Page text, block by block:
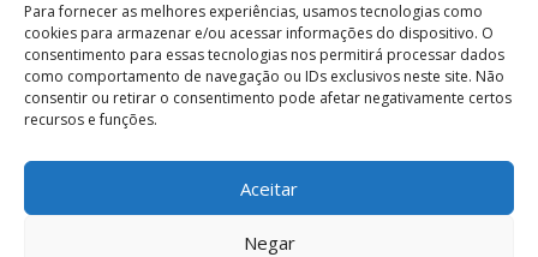
Para fornecer as melhores experiências, usamos tecnologias como
cookies para armazenar e/ou acessar informações do dispositivo. O
consentimento para essas tecnologias nos permitirá processar dados
como comportamento de navegação ou IDs exclusivos neste site. Não
consentir ou retirar o consentimento pode afetar negativamente certos
recursos e funções.
Aceitar
Negar
Portal EldoGomes.com.br | Entre os Blogs mais lidos de Brasília/DF. |